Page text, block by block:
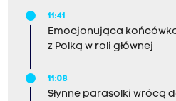
11:41
Emocjonująca
z Polką w roli głównej
11:08
Słynne parasolki wrócą